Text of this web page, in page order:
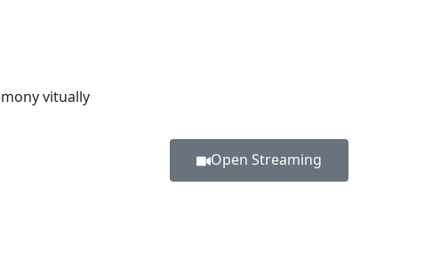
vitually
Open Streaming